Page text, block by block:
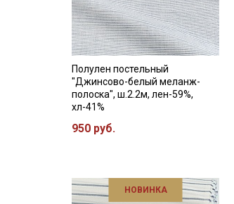
Полулен постельный
"Джинсово-белый меланж-
полоска", ш.2.2м, лен-59%,
хл-41%
950 руб.
НОВИНКА